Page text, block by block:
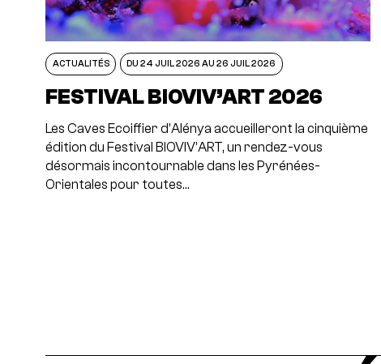
ACTUALITÉS DU 24 JUIL 2026 AU 26 JUIL 2026
FESTIVAL BIOVIV’ART 2026
Les Caves Ecoiffier d’Alénya accueilleront la cinquième
édition du Festival BIOVIV’ART, un rendez-vous
désormais incontournable dans les Pyrénées-
Orientales pour toutes…